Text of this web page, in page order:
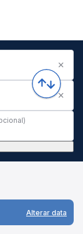
Alterar data